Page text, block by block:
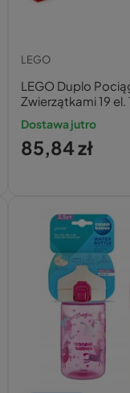
LEGO
LEGO Duplo
Zwierzątkami 19 el.
Dostawa jutro
85,84 zł